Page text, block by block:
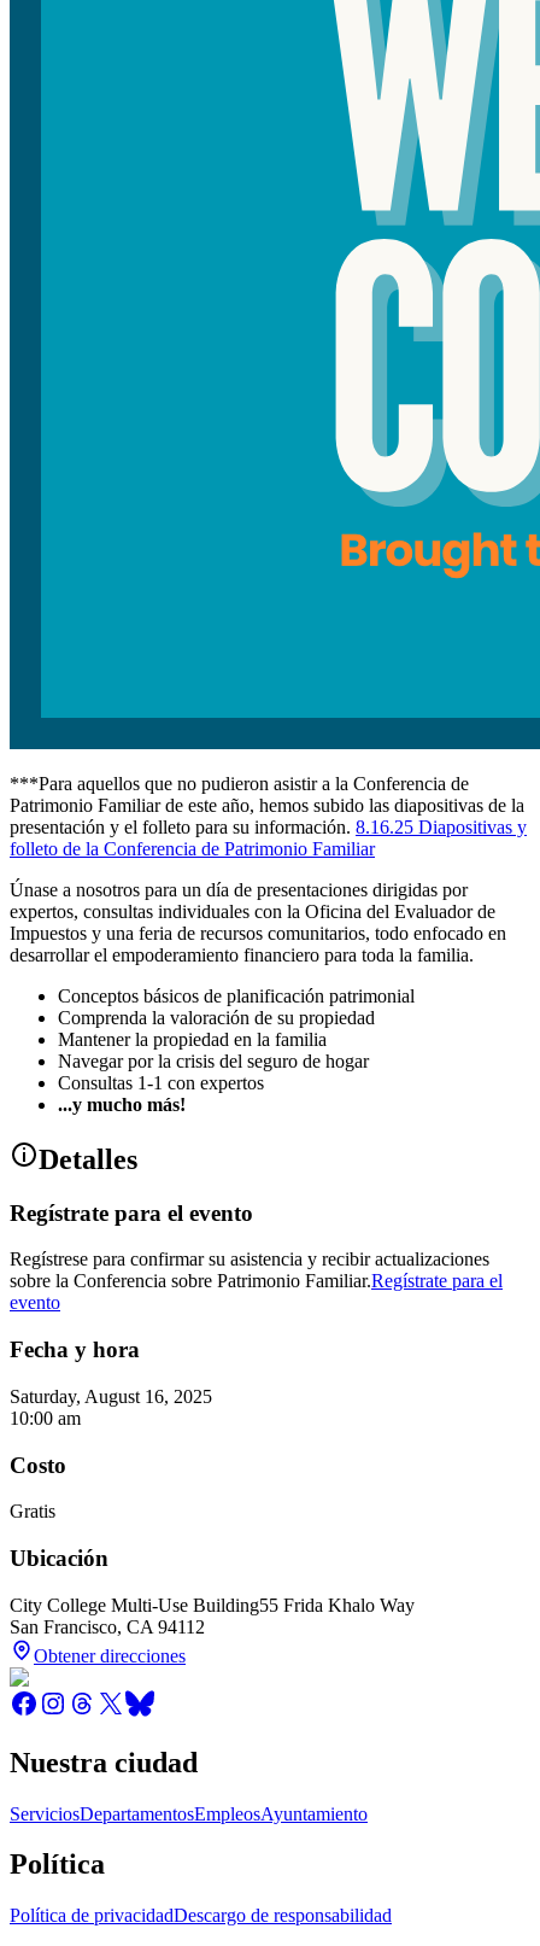
***Para aquellos que no pudieron asistir a la Conferencia de
Patrimonio Familiar de este año, hemos subido las diapositivas de la
presentación y el folleto para su información. 8.16.25 Diapositivas y
folleto de la Conferencia de Patrimonio Familiar
Únase a nosotros para un día de presentaciones dirigidas por
expertos, consultas individuales con la Oficina del Evaluador de
Impuestos y una feria de recursos comunitarios, todo enfocado en
desarrollar el empoderamiento financiero para toda la familia.
Conceptos básicos de planificación patrimonial
Comprenda la valoración de su propiedad
Mantener la propiedad en la familia
Navegar por la crisis del seguro de hogar
Consultas 1-1 con expertos
...y mucho más!
Detalles
Regístrate para el evento
Regístrese para confirmar su asistencia y recibir actualizaciones
sobre la Conferencia sobre Patrimonio Familiar.Regístrate para el
evento
Fecha y hora
Saturday, August 16, 2025
10:00 am
Costo
Gratis
Ubicación
City College Multi-Use Building55 Frida Khalo Way
San Francisco, CA 94112
Obtener direcciones
Nuestra ciudad
ServiciosDepartamentosEmpleosAyuntamiento
Política
Política de privacidadDescargo de responsabilidad